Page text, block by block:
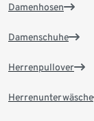
Damenhosen
Damenschuhe
Herrenpullover
Herrenunterwäsche